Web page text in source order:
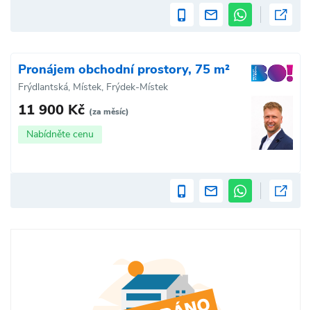
Pronájem obchodní prostory, 75 m²
Frýdlantská, Místek, Frýdek-Místek
11 900 Kč (za měsíc)
Nabídněte cenu